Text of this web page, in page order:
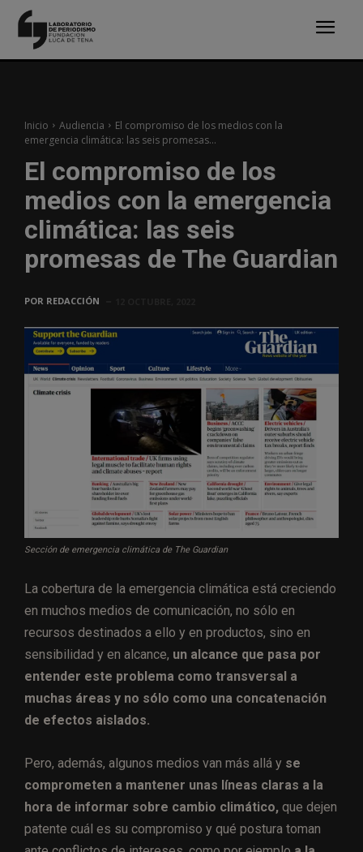
Inicio Audiencia
El compromiso de los medios con la
emergencia climática: las seis promesas...
El compromiso de los
medios con la emergencia
climática: las seis
promesas de The Guardian
POR REDACCIÓN
Sección de emergencia climática de The Guardian
La cobertura de la emergencia climática está creciendo
en muchos medios de comunicación, no sólo en
recursos destinados a ello y en productos, sino en
sensibilidad y en alcance, un alcance que pasa por
entender este problema como transversal a
muchas áreas y no sólo como una concatenación
de efectos aislados.
Pero, además, algunos medios van más allá y se
comprometen a mantener unas líneas claras a la
hora de informar sobre cambio climático, que dejen
patente cuál es su compromiso y qué postura toman